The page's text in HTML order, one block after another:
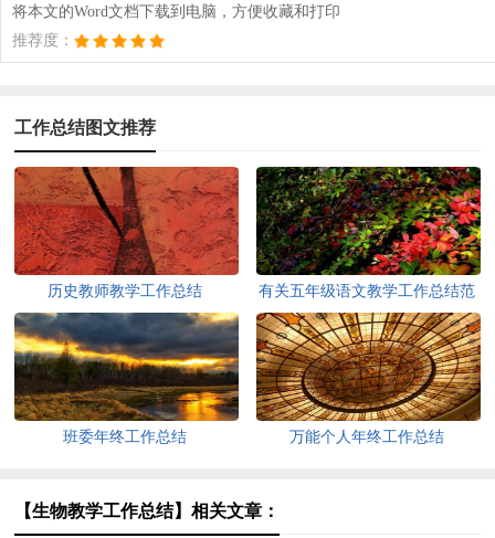
将本文的Word文档下载到电脑，方便收藏和打印
推荐度：
工作总结图文推荐
历史教师教学工作总结
有关五年级语文教学工作总结范
文
班委年终工作总结 万能个人年终工作总结
【生物教学工作总结】相关文章：